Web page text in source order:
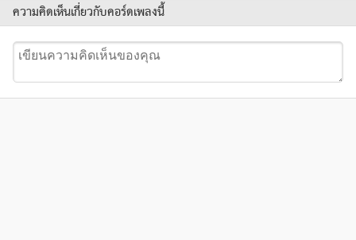
ความคิดเห็นเกี่ยวกับคอร์ดเพลงนี้